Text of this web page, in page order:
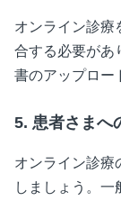
オンライン診療
合する必要があ
書のアップロー
5. 患者さまへ
オンライン診療
しましょう。